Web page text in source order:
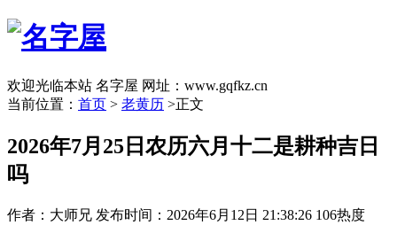
欢迎光临本站 名字屋 网址：www.gqfkz.cn
当前位置： 首页 > 老黄历 >正文
2026年7月25日农历六月十二是耕种吉日
吗
作者：大师兄 发布时间：2026年6月12日 21:38:26 106热度